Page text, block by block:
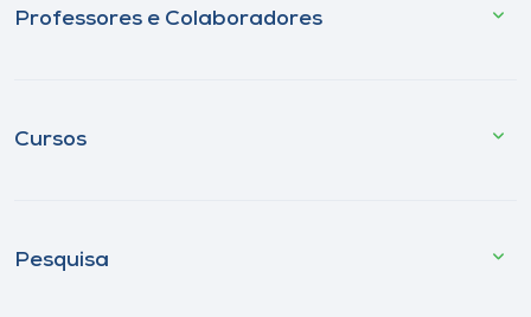
Professores e Colaboradores
Cursos
Pesquisa